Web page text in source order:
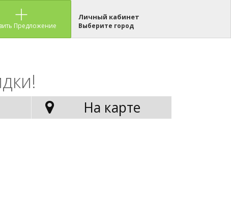
Предложение
Личный кабинет
Выберите город
На карте